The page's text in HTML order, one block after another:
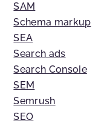
SAM
Schema markup
SEA
Search ads
Search Console
SEM
Semrush
SEO